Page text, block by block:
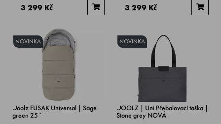
3 299 Kč 3 299 Kč
NOVINKA
Joolz FUSAK Universal | Sage
green 25´
NOVINKA
JOOLZ | Uni Přebalovací taška |
Stone grey NOVÁ